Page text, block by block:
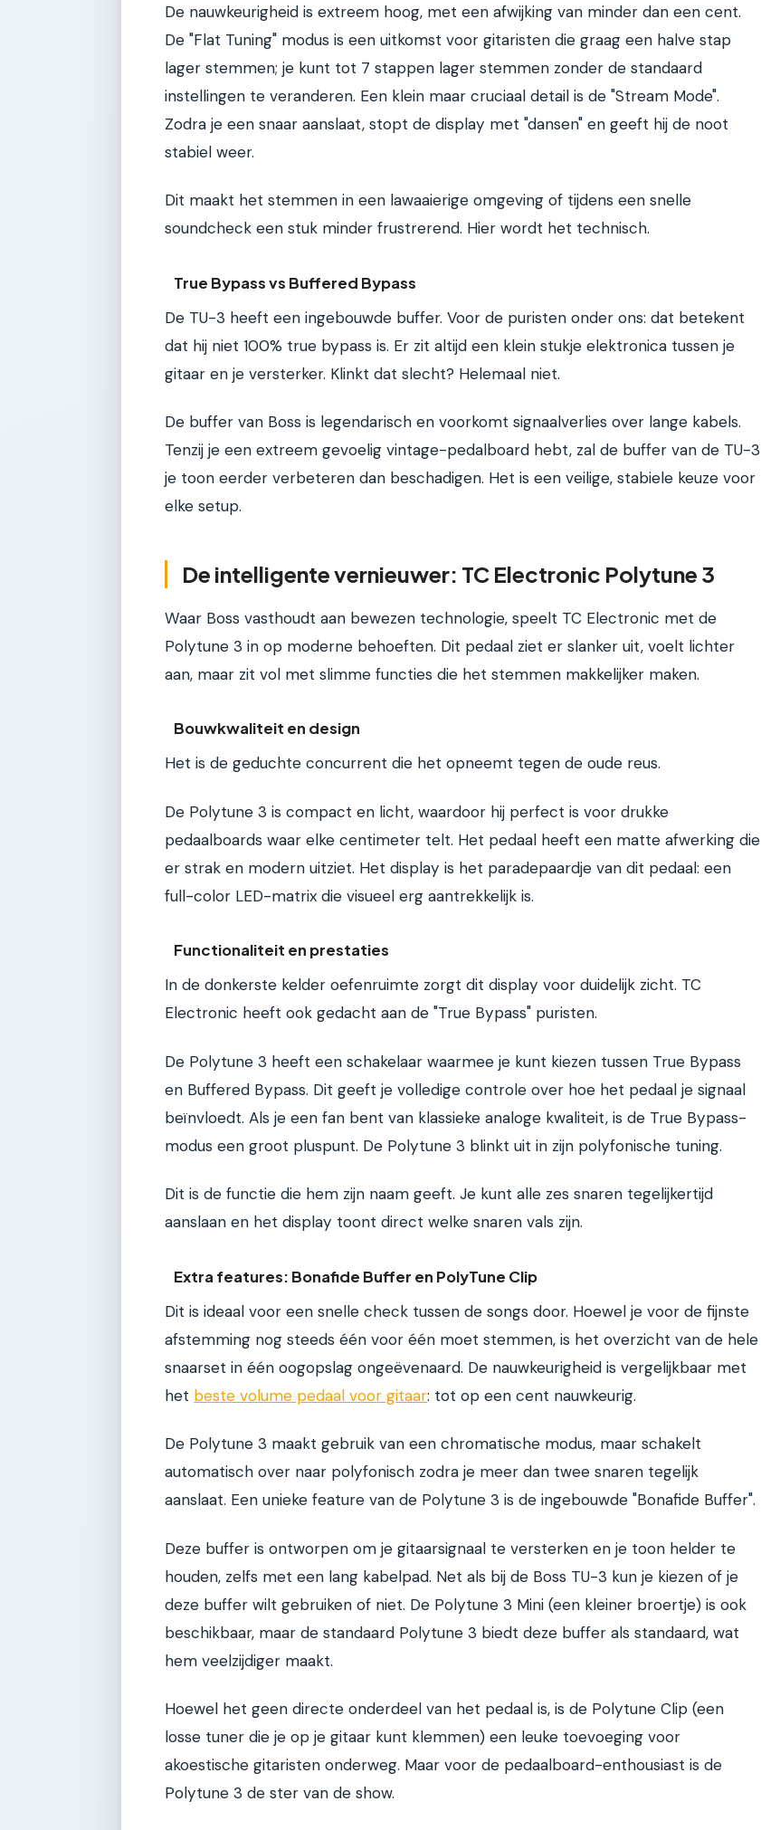
De nauwkeurigheid is extreem hoog, met een afwijking van minder dan een cent.
De "Flat Tuning" modus is een uitkomst voor gitaristen die graag een halve stap
lager stemmen; je kunt tot 7 stappen lager stemmen zonder de standaard
instellingen te veranderen. Een klein maar cruciaal detail is de "Stream Mode".
Zodra je een snaar aanslaat, stopt de display met "dansen" en geeft hij de noot
stabiel weer.
Dit maakt het stemmen in een lawaaierige omgeving of tijdens een snelle
soundcheck een stuk minder frustrerend. Hier wordt het technisch.
True Bypass vs Buffered Bypass
De TU-3 heeft een ingebouwde buffer. Voor de puristen onder ons: dat betekent
dat hij niet 100% true bypass is. Er zit altijd een klein stukje elektronica tussen je
gitaar en je versterker. Klinkt dat slecht? Helemaal niet.
De buffer van Boss is legendarisch en voorkomt signaalverlies over lange kabels.
Tenzij je een extreem gevoelig vintage-pedalboard hebt, zal de buffer van de TU-3
je toon eerder verbeteren dan beschadigen. Het is een veilige, stabiele keuze voor
elke setup.
De intelligente vernieuwer: TC Electronic Polytune 3
Waar Boss vasthoudt aan bewezen technologie, speelt TC Electronic met de
Polytune 3 in op moderne behoeften. Dit pedaal ziet er slanker uit, voelt lichter
aan, maar zit vol met slimme functies die het stemmen makkelijker maken.
Bouwkwaliteit en design
Het is de geduchte concurrent die het opneemt tegen de oude reus.
De Polytune 3 is compact en licht, waardoor hij perfect is voor drukke
pedaalboards waar elke centimeter telt. Het pedaal heeft een matte afwerking die
er strak en modern uitziet. Het display is het paradepaardje van dit pedaal: een
full-color LED-matrix die visueel erg aantrekkelijk is.
Functionaliteit en prestaties
In de donkerste kelder oefenruimte zorgt dit display voor duidelijk zicht. TC
Electronic heeft ook gedacht aan de "True Bypass" puristen.
De Polytune 3 heeft een schakelaar waarmee je kunt kiezen tussen True Bypass
en Buffered Bypass. Dit geeft je volledige controle over hoe het pedaal je signaal
beïnvloedt. Als je een fan bent van klassieke analoge kwaliteit, is de True Bypass-
modus een groot pluspunt. De Polytune 3 blinkt uit in zijn polyfonische tuning.
Dit is de functie die hem zijn naam geeft. Je kunt alle zes snaren tegelijkertijd
aanslaan en het display toont direct welke snaren vals zijn.
Extra features: Bonafide Buffer en PolyTune Clip
Dit is ideaal voor een snelle check tussen de songs door. Hoewel je voor de fijnste
afstemming nog steeds één voor één moet stemmen, is het overzicht van de hele
snaarset in één oogopslag ongeëvenaard. De nauwkeurigheid is vergelijkbaar met
het beste volume pedaal voor gitaar: tot op een cent nauwkeurig.
De Polytune 3 maakt gebruik van een chromatische modus, maar schakelt
automatisch over naar polyfonisch zodra je meer dan twee snaren tegelijk
aanslaat. Een unieke feature van de Polytune 3 is de ingebouwde "Bonafide Buffer".
Deze buffer is ontworpen om je gitaarsignaal te versterken en je toon helder te
houden, zelfs met een lang kabelpad. Net als bij de Boss TU-3 kun je kiezen of je
deze buffer wilt gebruiken of niet. De Polytune 3 Mini (een kleiner broertje) is ook
beschikbaar, maar de standaard Polytune 3 biedt deze buffer als standaard, wat
hem veelzijdiger maakt.
Hoewel het geen directe onderdeel van het pedaal is, is de Polytune Clip (een
losse tuner die je op je gitaar kunt klemmen) een leuke toevoeging voor
akoestische gitaristen onderweg. Maar voor de pedaalboard-enthousiast is de
Polytune 3 de ster van de show.